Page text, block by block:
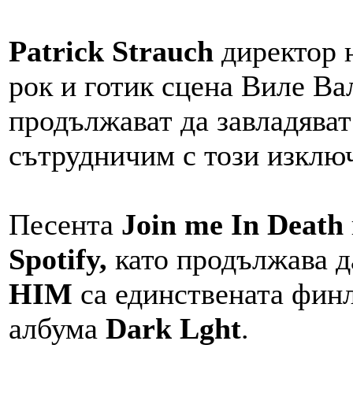
Patrick Strauch директор
рок и готик сцена Виле
продължават да
сътрудничим с този
Песента Join me In Death
Spotify, като продължава
HIM са единствената
албума Dark Lght.